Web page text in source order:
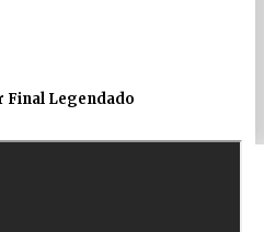
Final Legendado